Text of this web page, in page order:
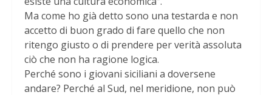
Ma come ho già detto sono una testarda e non
accetto di buon grado di fare quello che non
ritengo giusto o di prendere per verità assoluta
ciò che non ha ragione logica.
Perché sono i giovani siciliani a doversene
andare? Perché al Sud, nel meridione, non può